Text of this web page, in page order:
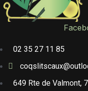
02 35 27 11 85
649 Rte de Valmont,